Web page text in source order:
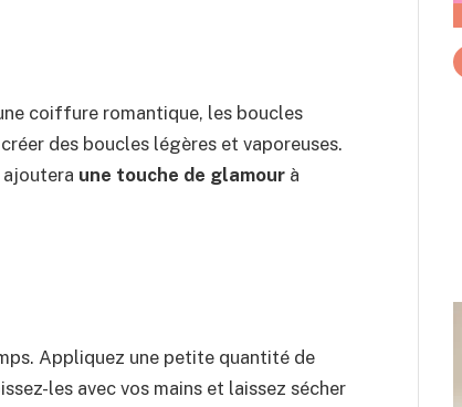
coiffure romantique, les boucles
des boucles légères et vaporeuses.
une touche de glamour à
Appliquez une petite quantité de
les avec vos mains et laissez sécher